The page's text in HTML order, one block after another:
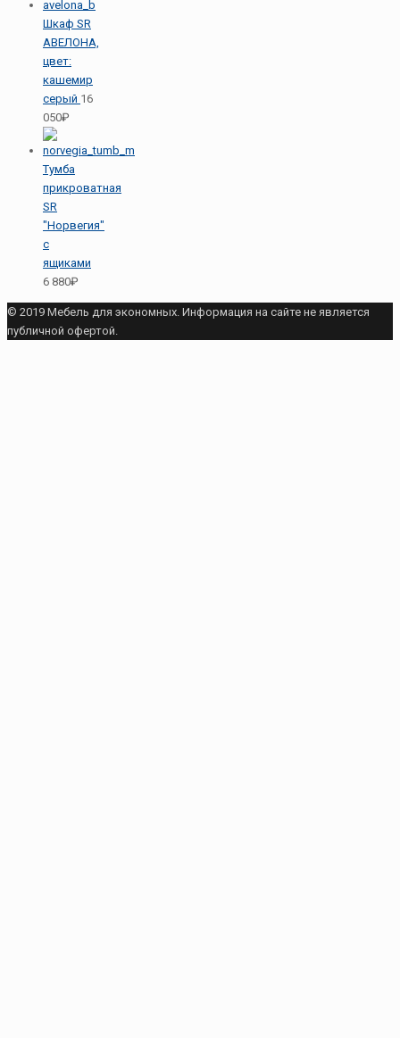
Шкаф SR
АВЕЛОНА,
цвет:
кашемир
серый 16
050₽
Тумба
прикроватная
SR
"Норвегия"
с
ящиками
6 880₽
© 2019 Мебель для экономных. Информация на сайте не является
публичной офертой.